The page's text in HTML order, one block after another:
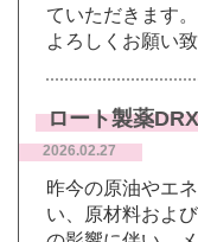
ていただきます。
よろしくお願い致
ロート製薬
2026.02.27
昨今の原油やエ
い、原材料およ